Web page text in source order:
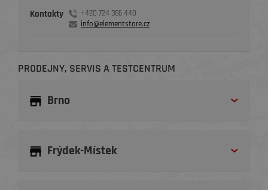
Kontakty
+420 724 366 440
info@elementstore.cz
PRODEJNY, SERVIS A TESTCENTRUM
Brno
Frýdek-Místek